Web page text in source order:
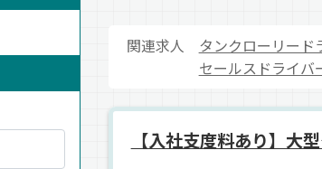
関連求人 タンクローリード
セールスドライバ
【入社支度料あり】大